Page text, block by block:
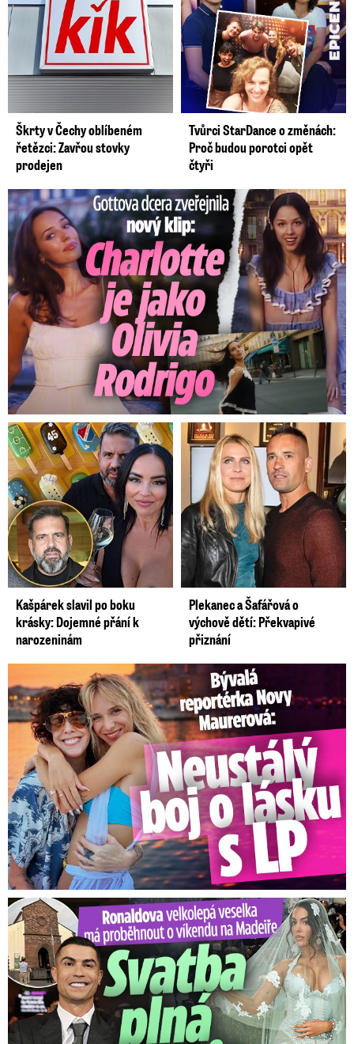
Škrty v Čechy oblíbeném
řetězci: Zavřou stovky
prodejen
Tvůrci StarDance o změnách:
Proč budou porotci opět
čtyři
Gottova dcera zveřejnila nový klip: Je jako Olivie Rodrigo!
Kašpárek slavil po boku
krásky: Dojemné přání k
narozeninám
Plekanec a Šafářová o
výchově dětí: Překvapivé
přiznání
Bývalá reportérka Novy Maurerová: Neustálý boj o lásku s ...
Ronaldova velkolepá veselka na Madeiře: Svatba plná zákazů!